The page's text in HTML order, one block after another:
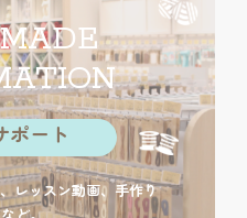
ポート
レッスン動画、手作り
ど。